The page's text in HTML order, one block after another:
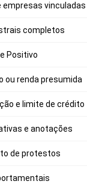
empresas vinculadas
completos
Positivo
ou renda presumida
e limite de crédito
e anotações
de protestos